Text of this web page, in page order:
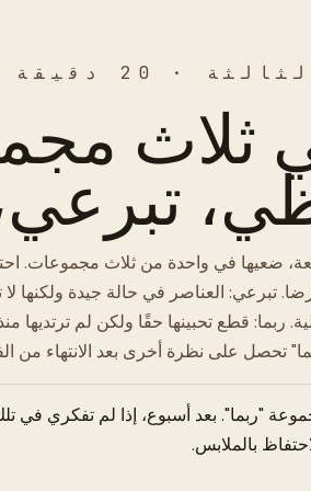
· 20 دقيقة
ثلاث
ضعيها في واحدة من ثلاث مجموعات.
تبرعي: العناصر في حالة جيدة ولكنها
ربما: قطع تحبينها حقًا ولكن لم ترتديها
تحصل على نظرة أخرى بعد الانتهاء من
"ربما". بعد أسبوع، إذا لم تفكري في
بالملابس.